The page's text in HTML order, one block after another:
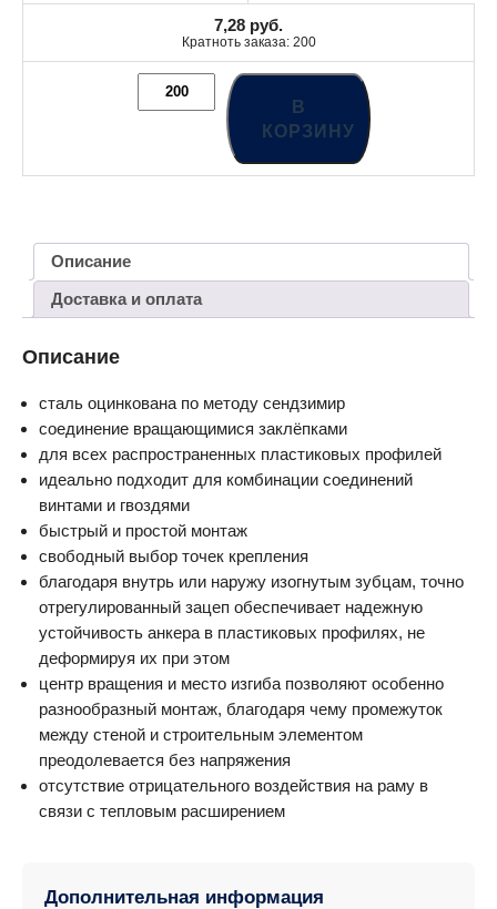
7,28 руб.
Кратноть заказа: 200
В
КОРЗИНУ
Описание
Доставка и оплата
Описание
сталь оцинкована по методу сендзимир
соединение вращающимися заклёпками
для всех распространенных пластиковых профилей
идеально подходит для комбинации соединений
винтами и гвоздями
быстрый и простой монтаж
свободный выбор точек крепления
благодаря внутрь или наружу изогнутым зубцам, точно
отрегулированный зацеп обеспечивает надежную
устойчивость анкера в пластиковых профилях, не
деформируя их при этом
центр вращения и место изгиба позволяют особенно
разнообразный монтаж, благодаря чему промежуток
между стеной и строительным элементом
преодолевается без напряжения
отсутствие отрицательного воздействия на раму в
связи с тепловым расширением
Дополнительная информация